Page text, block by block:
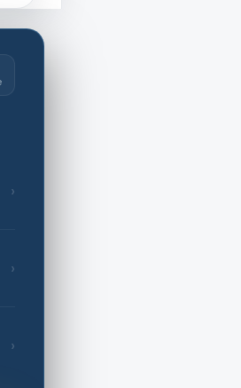
›
›
›